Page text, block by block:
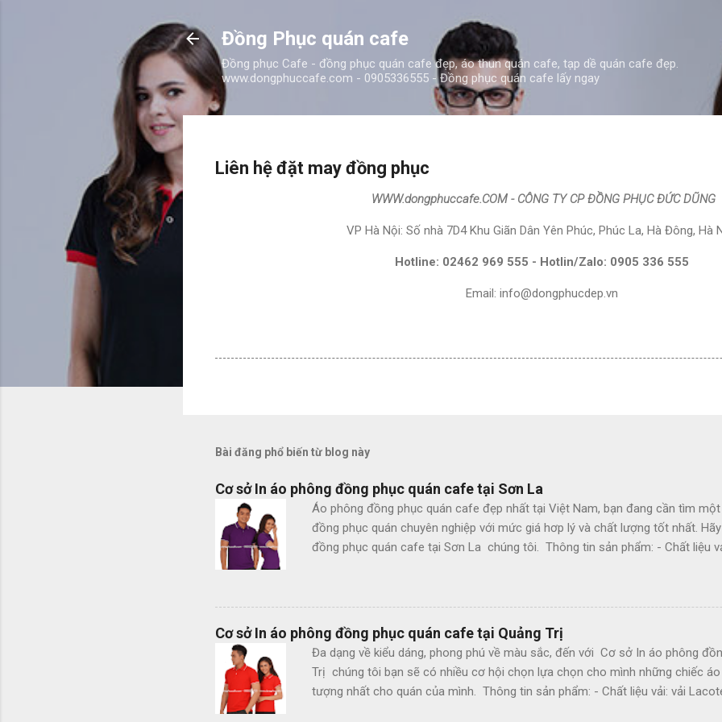
Chuyển đến nội dung chính
Đồng Phục quán cafe
Đồng phục Cafe - đồng phục quán cafe đẹp, áo thun quán cafe, tạp dề quán cafe đẹp.
www.dongphuccafe.com - 0905336555 - Đồng phục quán cafe lấy ngay
Liên hệ đặt may đồng phục
WWW.dongphuccafe.COM - CÔNG TY CP ĐỒNG PHỤC ĐỨC DŨNG
VP Hà Nội: Số nhà 7D4 Khu Giãn Dân Yên Phúc, Phúc La, Hà Đông, Hà
Hotline: 02462 969 555 - Hotlin/Zalo: 0905 336 555
Email: info@dongphucdep.vn
Bài đăng phổ biến từ blog này
Cơ sở In áo phông đồng phục quán cafe tại Sơn La
Áo phông đồng phục quán cafe đẹp nhất tại Việt Nam, bạn đang cần tìm
đồng phục quán chuyên nghiệp với mức giá hơp lý và chất lượng tốt nhất.
đồng phục quán cafe tại Sơn La chúng tôi. Thông tin sản phẩm: - Chất liệu
không phai màu - Cắt hàng kỹ, may đẹp, bền chắc Cơ sở In áo phông đồng
Ngoài các loại áo phông đồng phục quán cafe chúng tôi còn cung cấp thêm
Mũ bếp - Mũ lưỡi trai - Tạp dề - Khăn bàn Cơ sở In áo phông đồng phục
của chúng tôi khẳng định: - Luôn đi đầu về chất lượng. - Giá cả cạnh tranh
đơn hàng. - Đội ngũ nhân viên tư vấn chuyên nghiệp. - Luôn có nhữ...
Cơ sở In áo phông đồng phục quán cafe tại Quảng Trị
Đa dạng về kiểu dáng, phong phú về màu sắc, đến với Cơ sở In áo phông
Trị chúng tôi bạn sẽ có nhiều cơ hội chọn lựa chọn cho mình những chiếc
tượng nhất cho quán của mình. Thông tin sản phẩm: - Chất liệu vải: vải